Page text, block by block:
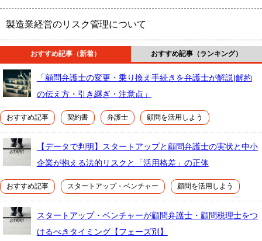
製造業経営のリスク管理について
おすすめ記事（新着） おすすめ記事（ランキング）
「顧問弁護士の変更・乗り換え手続きを弁護士が解説|解約
の伝え方・引き継ぎ・注意点」
おすすめ記事 契約書 弁護士 顧問を活用しよう
【データで判明】スタートアップと顧問弁護士の実状と中小
企業が抱える法的リスクと「活用格差」の正体
おすすめ記事 スタートアップ・ベンチャー 顧問を活用しよう
スタートアップ・ベンチャーが顧問弁護士・顧問税理士をつ
けるべきタイミング【フェーズ別】